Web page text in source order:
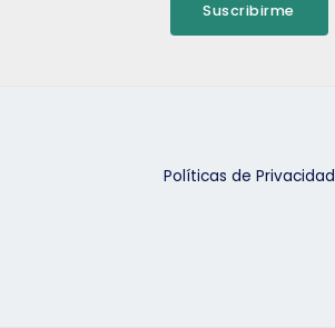
Suscribirme
Políticas de Privacidad